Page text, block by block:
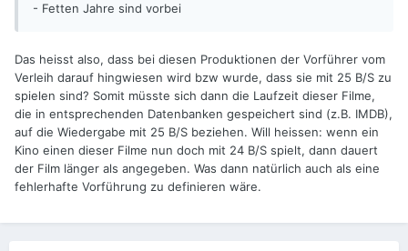
- Fetten Jahre sind vorbei
Das heisst also, dass bei diesen Produktionen der Vorführer vom
Verleih darauf hingwiesen wird bzw wurde, dass sie mit 25 B/S zu
spielen sind? Somit müsste sich dann die Laufzeit dieser Filme,
die in entsprechenden Datenbanken gespeichert sind (z.B. IMDB),
auf die Wiedergabe mit 25 B/S beziehen. Will heissen: wenn ein
Kino einen dieser Filme nun doch mit 24 B/S spielt, dann dauert
der Film länger als angegeben. Was dann natürlich auch als eine
fehlerhafte Vorführung zu definieren wäre.